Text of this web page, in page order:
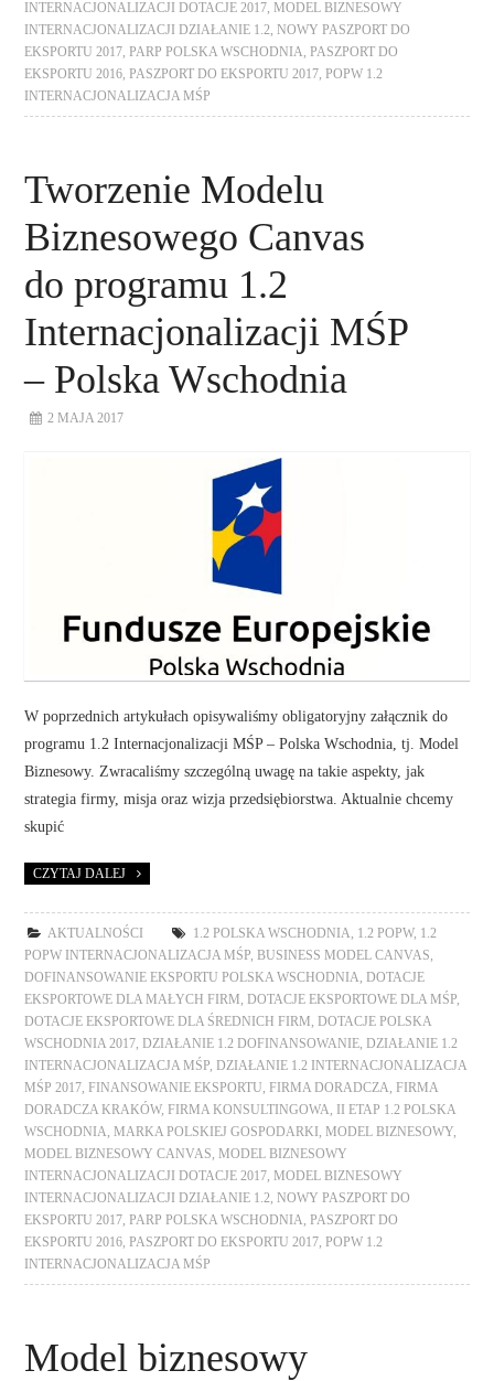
INTERNACJONALIZACJI DOTACJE 2017
MODEL BIZNESOWY
INTERNACJONALIZACJI DZIAŁANIE 1.2
NOWY PASZPORT DO
EKSPORTU 2017
PARP POLSKA WSCHODNIA
PASZPORT DO
EKSPORTU 2016
PASZPORT DO EKSPORTU 2017
POPW 1.2
INTERNACJONALIZACJA MŚP
Tworzenie Modelu
Biznesowego Canvas
do programu 1.2
Internacjonalizacji MŚP
– Polska Wschodnia
2 MAJA 2017
W poprzednich artykułach opisywaliśmy obligatoryjny załącznik do
programu 1.2 Internacjonalizacji MŚP – Polska Wschodnia, tj. Model
Biznesowy. Zwracaliśmy szczególną uwagę na takie aspekty, jak
strategia firmy, misja oraz wizja przedsiębiorstwa. Aktualnie chcemy
skupić
CZYTAJ DALEJ
AKTUALNOŚCI 1.2 POLSKA WSCHODNIA 1.2 POPW, 1.2
POPW INTERNACJONALIZACJA MŚP ,BUSINESS MODEL CANVAS
DOFINANSOWANIE EKSPORTU POLSKA WSCHODNIA ,DOTACJE
EKSPORTOWE DLA MAŁYCH FIRM ,DOTACJE EKSPORTOWE DLA MŚP
DOTACJE EKSPORTOWE DLA ŚREDNICH FIRM ,DOTACJE POLSKA
WSCHODNIA 2017 ,DZIAŁANIE 1.2 DOFINANSOWANIE ,DZIAŁANIE 1.2
INTERNACJONALIZACJA MŚP ,DZIAŁANIE 1.2 INTERNACJONALIZACJA
MŚP 2017 ,FINANSOWANIE EKSPORTU ,FIRMA DORADCZA ,FIRMA
DORADCZA KRAKÓW,FIRMA KONSULTINGOWA
II ETAP 1.2 POLSKA
WSCHODNIA ,MARKA POLSKIEJ GOSPODARKI ,MODEL BIZNESOWY
MODEL BIZNESOWY CANVAS ,MODEL BIZNESOWY
INTERNACJONALIZACJI DOTACJE 2017 ,MODEL BIZNESOWY
INTERNACJONALIZACJI DZIAŁANIE 1.2 ,NOWY PASZPORT DO
EKSPORTU 2017 ,PARP POLSKA WSCHODNIA ,PASZPORT DO
EKSPORTU 2016 ,PASZPORT DO EKSPORTU 2017 ,POPW 1.2
INTERNACJONALIZACJA MŚP
Model biznesowy